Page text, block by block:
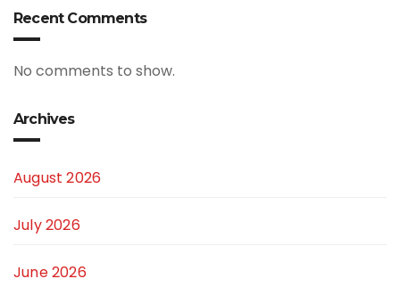
Recent Comments
No comments to show.
Archives
August 2026
July 2026
June 2026